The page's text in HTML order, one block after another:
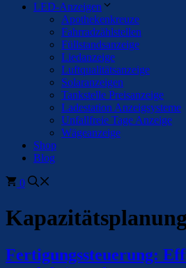
LED-Anzeigen
Apothekenkreuze
Fahrradzählstellen
Füllstandsanzeige
Liedanzeige
Luftqualitätsanzeige
Solaranzeigen
Tankstelle Preisanzeige
Ladestation Anzeigsysteme
Unfallfreie Tage Anzeige
Wägeanzeige
Shop
Blog
0
Kapazitätsplanung
Fertigungssteuerung: